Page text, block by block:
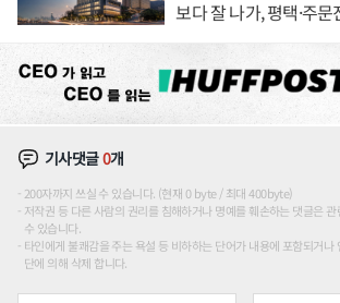
보다 잘 나가, 평택·주문
기사댓글0개
200자까지 쓰실 수 있습니다. (현재 0 byte / 최대 400byte)
저작권 등 다른 사람의 권리를 침해하거나 명예를 훼손하는 댓글은
수 있습니다.
타인에게 불쾌감을 주는 욕설 등 비하하는 단어가 내용에 포함되거나
단에 의해 삭제 합니다.